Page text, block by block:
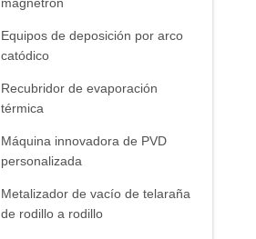
Equipos de deposición por arco
catódico
Recubridor de evaporación
térmica
Máquina innovadora de PVD
personalizada
Metalizador de vacío de telaraña
de rodillo a rodillo